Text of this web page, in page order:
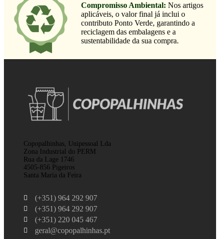
Compromisso Ambiental: Nos artigos
aplicáveis, o valor final já inclui o
contributo Ponto Verde, garantindo a
reciclagem das embalagens e a
sustentabilidade da sua compra.
Copopalhinhas, Unipessoal Lda
Zona Industrial do PERM
Rua da Lage 1746
4505-856 Pigeiros
Santa Maria da Feira
(+351) 964 292 907
(+351) 964 292 907
(+351) 220 045 467
geral@copopalhinhas.pt